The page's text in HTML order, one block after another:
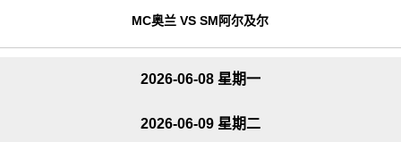
MC奥兰 VS SM阿尔及尔
2026-06-08 星期一
2026-06-09 星期二